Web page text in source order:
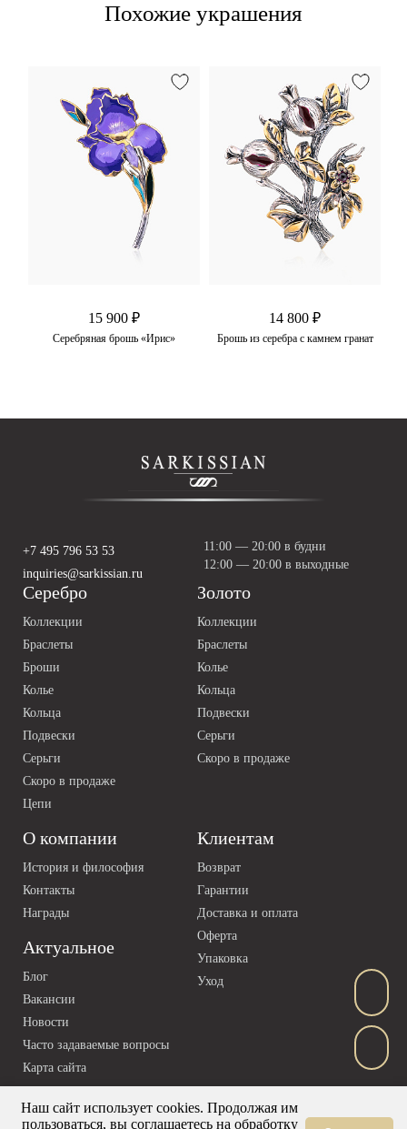
Похожие украшения
15 900 ₽
Серебряная брошь «Ирис»
14 800 ₽
Брошь из серебра с камнем гранат
О компании
История и философия
Контакты
Награды
Актуальное
Блог
Вакансии
Новости
Часто задаваемые вопросы
Карта сайта
Клиентам
Возврат
Гарантии
Доставка и оплата
Оферта
Упаковка
Уход
Серебро
Коллекции
Браслеты
Броши
Колье
Кольца
Подвески
Серьги
Скоро в продаже
Цепи
Золото
Коллекции
Браслеты
Колье
Кольца
Подвески
Серьги
Скоро в продаже
+7 495 796 53 53
inquiries@sarkissian.ru
11:00 — 20:00 в будни
12:00 — 20:00 в выходные
Наш сайт использует cookies. Продолжая им
пользоваться, вы соглашаетесь на обработку